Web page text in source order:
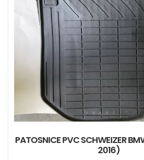
PATOSNICE PVC SCHWEIZER
2016)